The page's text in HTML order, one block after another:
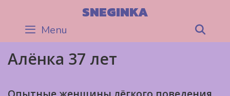
content
SNEGINKA
Menu
Алёнка 37 лет